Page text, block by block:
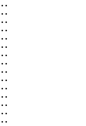
• •
• •
• •
• •
• •
• •
• •
• •
• •
• •
• •
• •
• •
• •
• •